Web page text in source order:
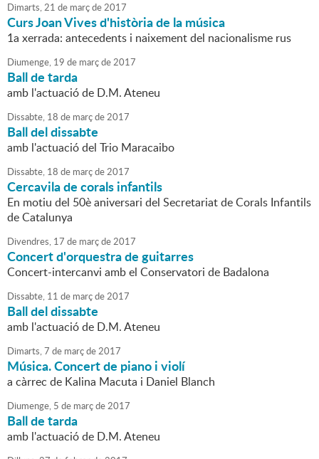
Dimarts,21 de marçde2017
Curs Joan Vives d'història de la música
1a xerrada: antecedents i naixement del nacionalisme rus
Diumenge, 19 de marçde2017
Ball de tarda
amb l'actuació de D.M. Ateneu
Dissabte, 18 de marçde2017
Ball del dissabte
amb l'actuació del Trio Maracaibo
Dissabte, 18 de marçde2017
Cercavila de corals infantils
En motiu del 50è aniversari del Secretariat de Corals Infantils
de Catalunya
Divendres, 17 de marçde2017
Concert d'orquestra de guitarres
Concert-intercanvi amb el Conservatori de Badalona
Dissabte, 11 de marçde2017
Ball del dissabte
amb l'actuació de D.M. Ateneu
Dimarts,7 de marçde2017
Música. Concert de piano i violí
a càrrec de Kalina Macuta i Daniel Blanch
Diumenge, 5 de marçde2017
Ball de tarda
amb l'actuació de D.M. Ateneu